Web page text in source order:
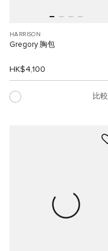
HARRISON
Gregory 胸包
HK$4,100
比較